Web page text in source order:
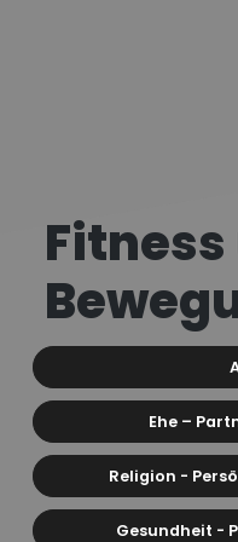
Ehe –
Religion -
Gesundheit -